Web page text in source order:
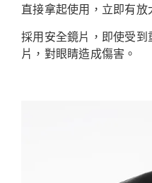
直接拿起使用，立即有放
採用安全鏡片，即使受
片，對眼睛造成傷害。